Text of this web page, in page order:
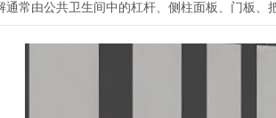
常由公共卫生间中的杠杆、侧柱面板、门板